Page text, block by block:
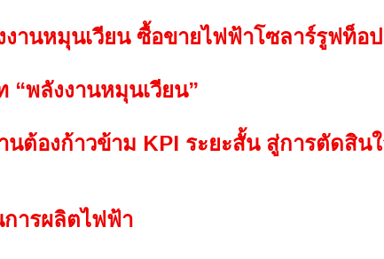
านหมุนเวียน ซื้อขายไฟฟ้าโซลาร์รูฟท็อป
“พลังงานหมุนเวียน”
ต้องก้าวข้าม KPI ระยะสั้น สู่การตัดสิน
ารผลิตไฟฟ้า